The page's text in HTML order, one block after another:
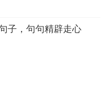
安好心
子，句句精辟走心